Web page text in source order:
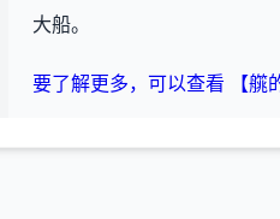
大船。
要了解更多，可以查看 【艞